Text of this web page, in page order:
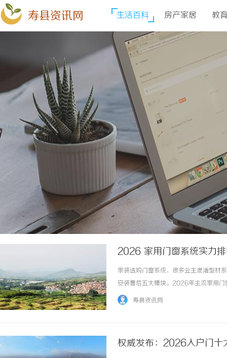
寿县资讯网 生活百科 房产家居 教
2026 家用门窗系统实力
家装选购门窗系统，很多业主混淆型材
安装售后五大模块。2026年主流家用门
门窗系统（丝吉利娅/诺托）、国产五金
寿县资讯网
权威发布：2026入户门十